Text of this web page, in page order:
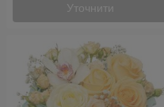
Уточнити